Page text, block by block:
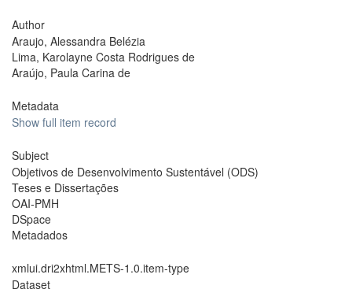
Author
Araujo, Alessandra Belézia
Lima, Karolayne Costa Rodrigues de
Araújo, Paula Carina de
Metadata
Show full item record
Subject
Objetivos de Desenvolvimento Sustentável (ODS)
Teses e Dissertações
OAI-PMH
DSpace
Metadados
xmlui.dri2xhtml.METS-1.0.item-type
Dataset